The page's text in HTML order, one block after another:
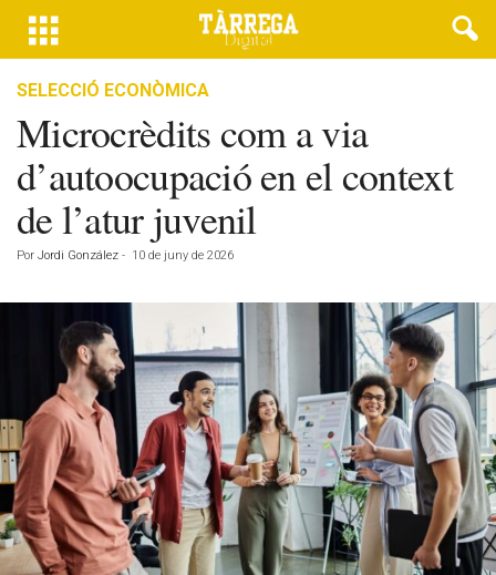
SELECCIÓ ECONÒMICA
Microcrèdits com a via
d’autoocupació en el context
de l’atur juvenil
Por Jordi González - 10 de juny de 2026